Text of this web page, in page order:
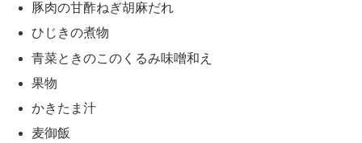
豚肉の甘酢ねぎ胡麻だれ
ひじきの煮物
青菜ときのこのくるみ味噌和え
果物
かきたま汁
麦御飯